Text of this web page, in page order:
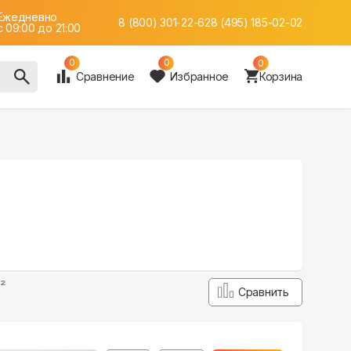
09:00 до 21:00
8 (800) 301-22-628 (495) 185-02-02
0
Сравнение
0
Избранное
0
Корзина
Сравнить